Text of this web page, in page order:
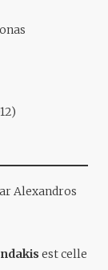
Alexandros
est celle